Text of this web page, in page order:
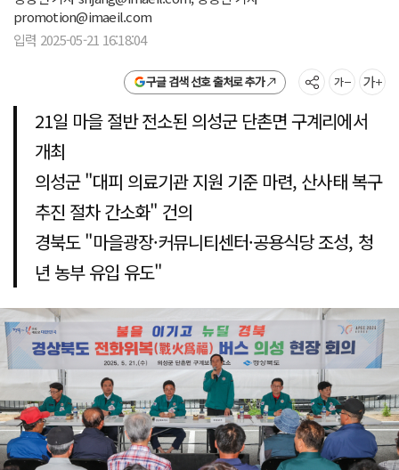
promotion@imaeil.com
입력 2025-05-21 16:18:04
구글 검색 선호 출처로 추가
21일 마을 절반 전소된 의성군 단촌면 구계리에서
개최
의성군 "대피 의료기관 지원 기준 마련, 산사태 복구
추진 절차 간소화" 건의
경북도 "마을광장·커뮤니티센터·공용식당 조성, 청
년 농부 유입 유도"